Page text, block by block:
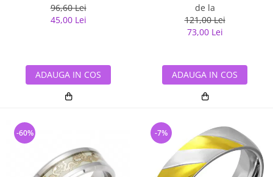
96,60 Lei
45,00 Lei
ADAUGA IN COS
de la
121,00 Lei
73,00 Lei
ADAUGA IN COS
-60% -7%